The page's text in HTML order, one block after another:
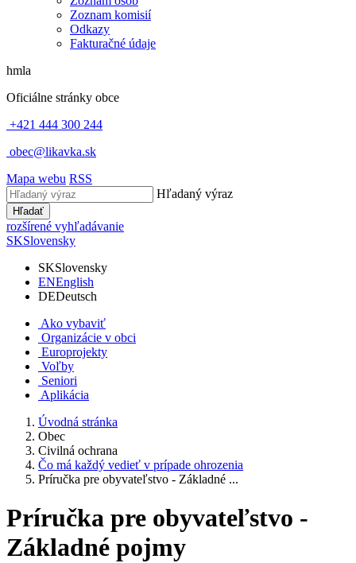
Zoznam komisií
Odkazy
Fakturačné údaje
hmla
Oficiálne stránky obce
+421 444 300 244
obec@likavka.sk
Mapa webu RSS
Hľadaný výraz
Hľadať
rozšírené vyhľadávanie
SKSlovensky
SKSlovensky
ENEnglish
DEDeutsch
Ako vybaviť
Organizácie v obci
Europrojekty
Voľby
Seniori
Aplikácia
Úvodná stránka
Obec
Civilná ochrana
Čo má každý vedieť v prípade ohrozenia
Príručka pre obyvateľstvo - Základné ...
Príručka pre obyvateľstvo -
Základné pojmy